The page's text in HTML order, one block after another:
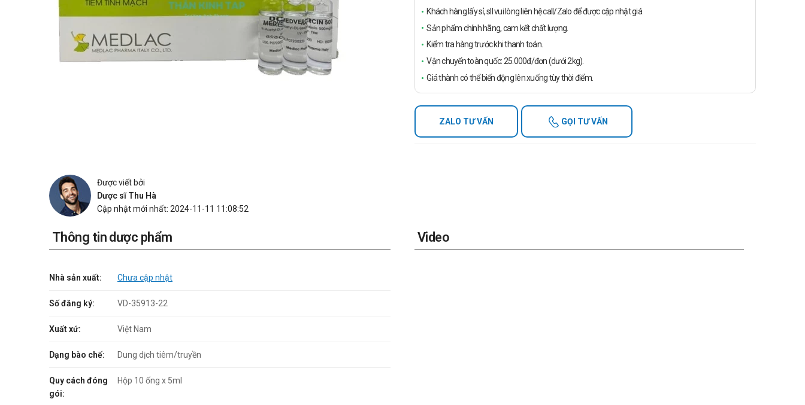
Khách hàng lấy sỉ, sll vui lòng liên hệ call/Zalo để được cập nhật giá
Sản phẩm chính hãng, cam kết chất lượng.
Kiểm tra hàng trước khi thanh toán.
Vận chuyển toàn quốc: 25.000đ/đơn (dưới 2kg).
Giá thành có thể biến động lên xuống tùy thời điểm.
ZALO TƯ VẤN GỌI TƯ VẤN
Được viết bởi
Dược sĩ Thu Hà
Cập nhật mới nhất: 2024-11-11 11:08:52
Thông tin dược phẩm
Nhà sản xuất: Chưa cập nhật
Số đăng ký: VD-35913-22
Xuất xứ: Việt Nam
Dạng bào chế: Dung dịch tiêm/truyền
Quy cách đóng
gói:
Hộp 10 ống x 5ml
Video